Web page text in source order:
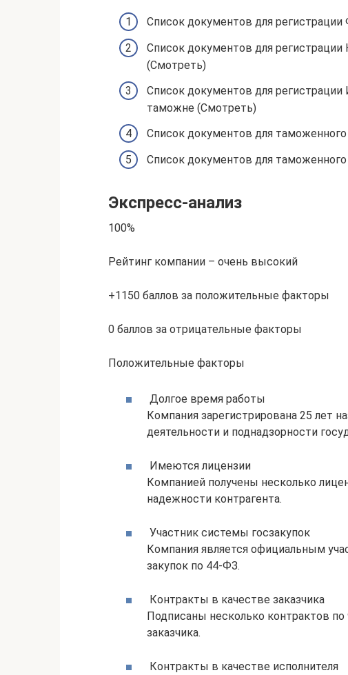
Список документов для
Список документов для
(Смотреть)
Список документов для
таможне (Смотреть)
Список документов для
Список документов для
Экспресс-анализ
100%
Рейтинг компании – очень высокий
+1150 баллов за положительные факторы
0 баллов за отрицательные факторы
Положительные факторы
Долгое время работы
Компания зарегистрирована 25 лет
деятельности и поднадзорности
Имеются лицензии
Компанией получены несколько
надежности контрагента.
Участник системы госзакупок
Компания является официальным
закупок по 44-ФЗ.
Контракты в качестве заказчика
Подписаны несколько контрактов
заказчика.
Контракты в качестве исполнителя